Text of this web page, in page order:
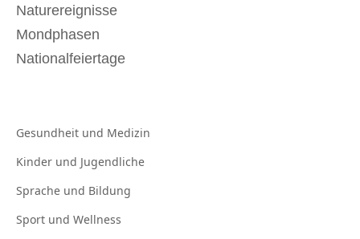
Naturereignisse
Mondphasen
Nationalfeiertage
Gesundheit und Medizin
Kinder und Jugendliche
Sprache und Bildung
Sport und Wellness